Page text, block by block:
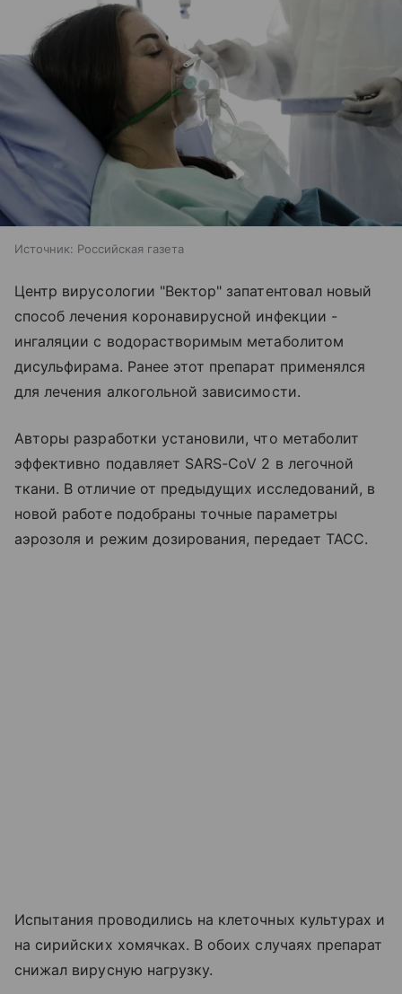
Источник: Российская газета
Центр вирусологии "Вектор" запатентовал новый
способ лечения коронавирусной инфекции -
ингаляции с водорастворимым метаболитом
дисульфирама. Ранее этот препарат применялся
для лечения алкогольной зависимости.
Авторы разработки установили, что метаболит
эффективно подавляет SARS-CoV 2 в легочной
ткани. В отличие от предыдущих исследований, в
новой работе подобраны точные параметры
аэрозоля и режим дозирования, передает ТАСС.
Испытания проводились на клеточных культурах и
на сирийских хомячках. В обоих случаях препарат
снижал вирусную нагрузку.